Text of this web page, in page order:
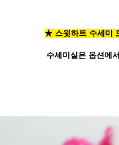
★ 스윗하트 수세미
수세미실은 옵션에